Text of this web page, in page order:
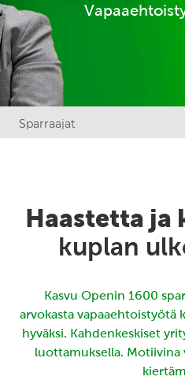
Sparraajat
Haastetta ja
kuplan
Kasvu Openin 1600
arvokasta vapaaehtoistyötä
hyväksi. Kahdenkeskiset
luottamuksella. Motiivina